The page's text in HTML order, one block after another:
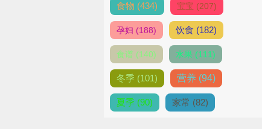
食物 (434) 宝宝 (207)
孕妇 (188) 饮食 (182)
食谱 (140) 水果 (111)
冬季 (101) 营养 (94)
夏季 (90) 家常 (82)